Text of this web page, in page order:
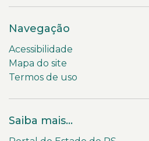
Navegação
Acessibilidade
Mapa do site
Termos de uso
Saiba mais...